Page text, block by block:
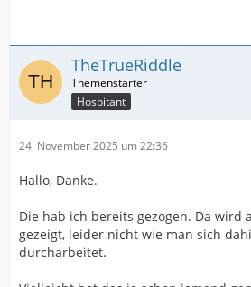
TheTrueRiddle
Hospitant
24. November 2025 um 22:36
Hallo, Danke.
Die hab ich bereits gezogen. Da wird
gezeigt, leider nicht wie man sich
durcharbeitet.